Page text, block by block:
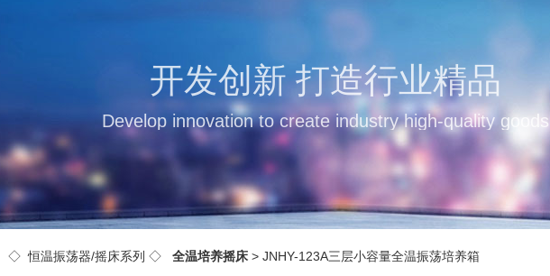
开发创新 打造行业精品
Develop innovation to create industry high-quality goods
◇恒温振荡器/摇床系列 ◇ 全温培养摇床 > JNHY-123A三层小容量全温振荡培养箱